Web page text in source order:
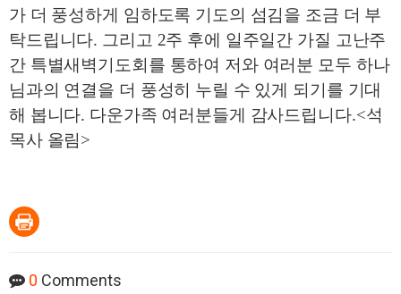
가 더 풍성하게 임하도록 기도의 섬김을 조금 더 부
탁드립니다. 그리고 2주 후에 일주일간 가질 고난주
간 특별새벽기도회를 통하여 저와 여러분 모두 하나
님과의 연결을 더 풍성히 누릴 수 있게 되기를 기대
해 봅니다. 다운가족 여러분들게 감사드립니다.<석
목사 올림>
0 Comments